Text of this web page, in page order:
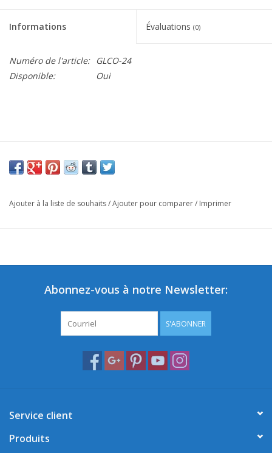
Informations Évaluations (0)
Numéro de l'article:
GLCO-24
Disponible:
Oui
Ajouter à la liste de souhaits/Ajouter pour comparer/ Imprimer
Abonnez-vous à notre Newsletter:
S'ABONNER
Service client
Produits